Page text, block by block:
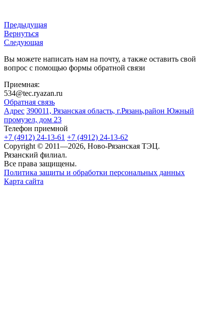
Предыдущая
Вернуться
Следующая
Вы можете написать нам на почту, а также оставить свой
вопрос с помощью формы обратной связи
Приемная:
534@tec.ryazan.ru
Обратная связь
Адрес 390011, Рязанская область, г.Рязань,район Южный
промузел, дом 23
Телефон приемной
+7 (4912) 24-13-61 +7 (4912) 24-13-62
Copyright © 2011—2026, Ново-Рязанская ТЭЦ.
Рязанский филиал.
Все права защищены.
Политика защиты и обработки персональных данных
Карта сайта